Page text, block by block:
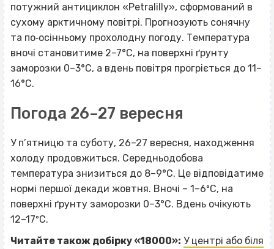
потужний антициклон «Petralilly», сформований в
сухому арктичному повітрі. Прогнозують сонячну
та по‐осінньому прохолодну погоду. Температура
вночі становитиме 2–7°С, на поверхні ґрунту
заморозки 0–3°С, а вдень повітря прогріється до 11–
16°С.
Погода 26–27 вересня
У п’ятницю та суботу, 26–27 вересня, находження
холоду продовжиться. Середньодобова
температура знизиться до 8–9°С. Це відповідатиме
нормі першої декади жовтня. Вночі – 1–6ºС, на
поверхні ґрунту заморозки 0–3°С. Вдень очікують
12–17ºС.
Читайте також добірку «18000»: У центрі або біля